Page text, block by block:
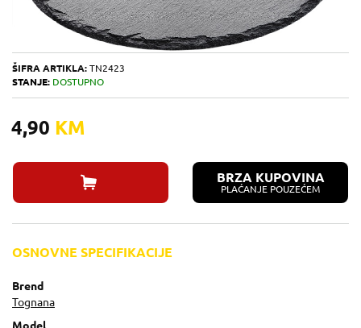
ŠIFRA ARTIKLA: TN2423
STANJE: DOSTUPNO
4,90 KM
BRZA KUPOVINA
PLAĆANJE POUZEĆEM
OSNOVNE SPECIFIKACIJE
Brend
Tognana